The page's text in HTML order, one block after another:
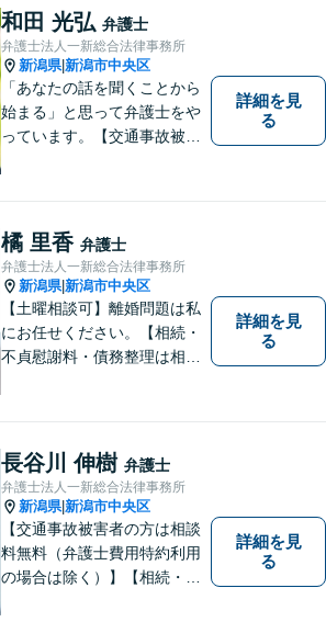
無料】
和田 光弘 弁護士
弁護士法人一新総合法律事務所
新潟県|新潟市中央区
「あなたの話を聞くことから
始まる」と思って弁護士をや
っています。【交通事故被害
く）】【相続・債務整理・労
災・不貞慰謝料は相談料初回
無料】【顧問先企業300社以
上】
詳細を見
る
橘 里香 弁護士
弁護士法人一新総合法律事務所
新潟県|新潟市中央区
【土曜相談可】離婚問題は私
にお任せください。【相続・
不貞慰謝料・債務整理は相談
費用特約利用の場合は除
く）】
詳細を見
る
長谷川 伸樹 弁護士
弁護士法人一新総合法律事務所
新潟県|新潟市中央区
【交通事故被害者の方は相談
料無料（弁護士費用特約利用
の場合は除く）】【相続・債
詳細を見
る